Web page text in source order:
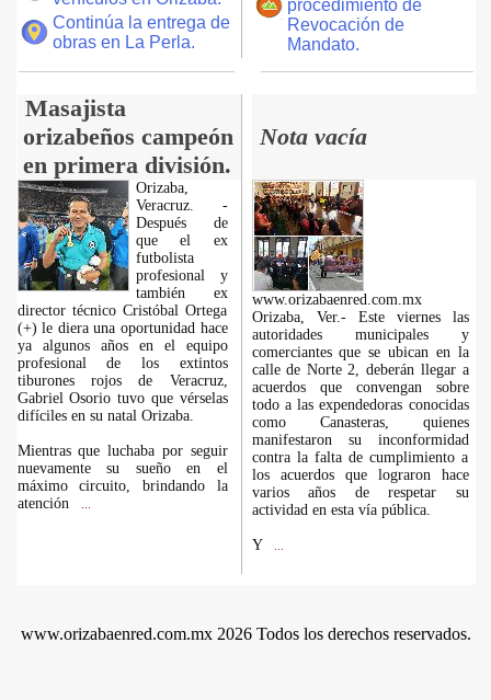
Continúa la entrega de
obras en La Perla.
procedimiento de
Revocación de
Mandato.
Masajista
orizabeños campeón
en primera división.
Nota vacía
Orizaba,
Veracruz. -
Después de
que el ex
futbolista
profesional y
también ex
director técnico Cristóbal Ortega
(+) le diera una oportunidad hace
ya algunos años en el equipo
profesional de los extintos
tiburones rojos de Veracruz,
Gabriel Osorio tuvo que vérselas
difíciles en su natal Orizaba.
Mientras que luchaba por seguir
nuevamente su sueño en el
máximo circuito, brindando la
atención
www.orizabaenred.com.mx
Orizaba, Ver.- Este viernes las
autoridades municipales y
comerciantes que se ubican en la
calle de Norte 2, deberán llegar a
acuerdos que convengan sobre
todo a las expendedoras conocidas
como Canasteras, quienes
manifestaron su inconformidad
contra la falta de cumplimiento a
los acuerdos que lograron hace
varios años de respetar su
actividad en esta vía pública.
Y
www.orizabaenred.com.mx 2026 Todos los derechos reservados.